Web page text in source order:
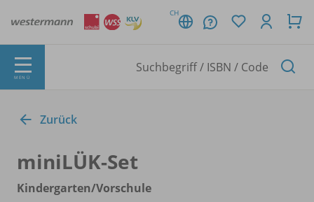
CH
MENÜ
Zurück
miniLÜK-Set
Kindergarten/Vorschule